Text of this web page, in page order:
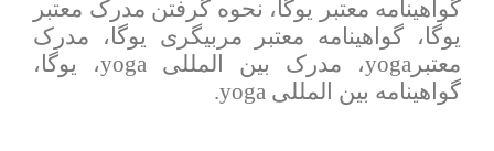
گواهینامه معتبر یوگا، نحوه گرفتن مدرک معتبر
یوگا، گواهینامه معتبر مربیگری یوگا، مدرک
معتبرyoga، مدرک بین المللی yoga، یوگا،
گواهینامه بین المللی yoga.